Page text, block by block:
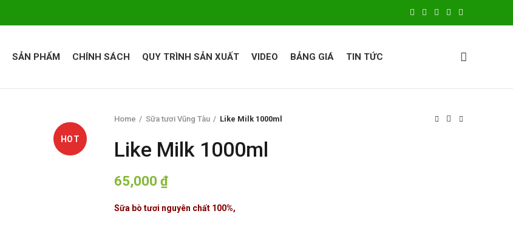
SẢN PHẨM CHÍNH SÁCH QUY TRÌNH SẢN XUẤT VIDEO BẢNG GIÁ TIN TỨC
HOT
Home Sữa tươi Vũng Tàu Like Milk 1000ml
Like Milk 1000ml
65,000 ₫
Sữa bò tươi nguyên chất 100%,